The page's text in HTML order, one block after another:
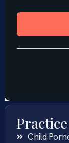
Child